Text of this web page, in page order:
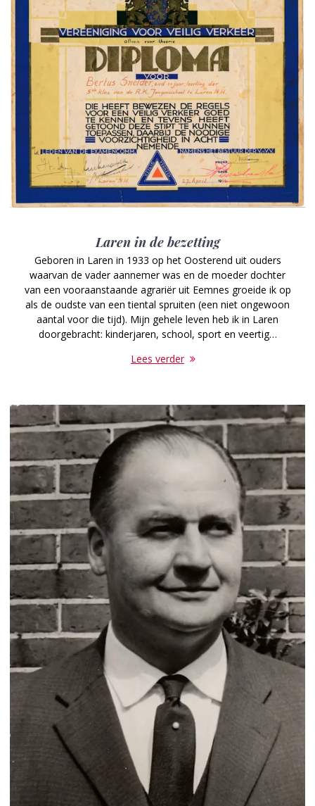
Laren in de bezetting
Geboren in Laren in 1933 op het Oosterend uit ouders
waarvan de vader aannemer was en de moeder dochter
van een vooraanstaande agrariër uit Eemnes groeide ik op
als de oudste van een tiental spruiten (een niet ongewoon
aantal voor die tijd). Mijn gehele leven heb ik in Laren
doorgebracht: kinderjaren, school, sport en veertig…
Lees verder